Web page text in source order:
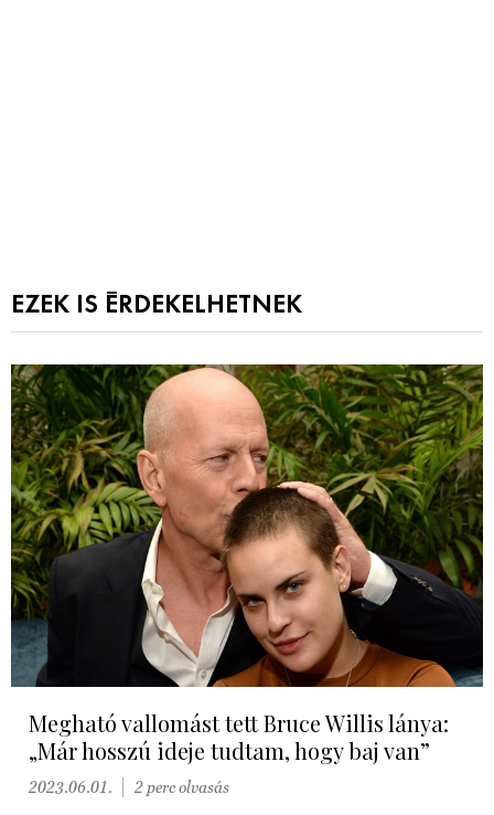
EZEK IS ÉRDEKELHETNEK
Megható vallomást tett Bruce Willis lánya:
„Már hosszú ideje tudtam, hogy baj van”
2023.06.01. 2 perc olvasás